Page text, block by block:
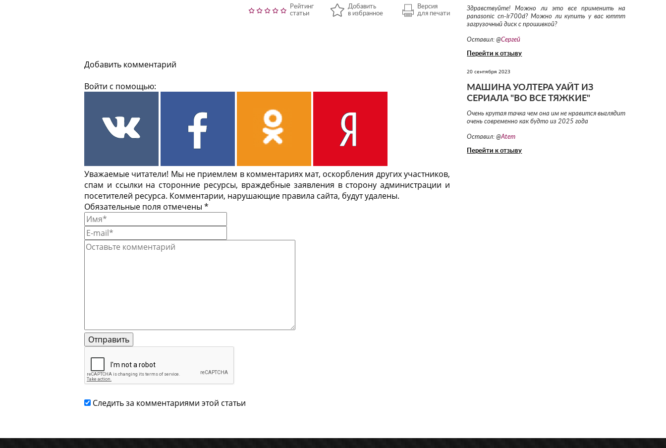
Рейтинг
статьи
Добавить
в избранное
Версия
для печати
Добавить комментарий
Войти с помощью:
Уважаемые читатели! Мы не приемлем в комментариях мат, оскорбления других участников,
спам и ссылки на сторонние ресурсы, враждебные заявления в сторону администрации и
посетителей ресурса. Комментарии, нарушающие правила сайта, будут удалены.
Обязательные поля отмечены *
Следить за комментариями этой статьи
Здравствуйте! Можно ли это все применить на
panasonic cn-lr700d? Можно ли купить у вас юттт
загрузочный диск с прошивкой?
Оставил: @Сергей
Перейти к отзыву
20 сентября 2023
МАШИНА УОЛТЕРА УАЙТ ИЗ
СЕРИАЛА "ВО ВСЕ ТЯЖКИЕ"
Очень крутая тачка чем она им не нравится выглядит
очень современно как будто из 2025 года
Оставил: @Atem
Перейти к отзыву